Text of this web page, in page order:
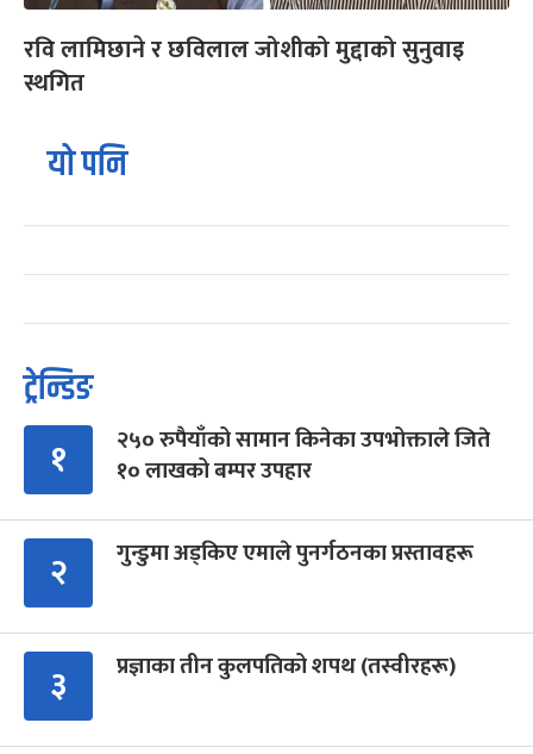
रवि लामिछाने र छविलाल जोशीको मुद्दाको सुनुवाइ
स्थगित
यो पनि
ट्रेन्डिङ
१
२५० रुपैयाँको सामान किनेका उपभोक्ताले जिते
१० लाखको बम्पर उपहार
२ गुन्डुमा अड्किए एमाले पुनर्गठनका प्रस्तावहरू
३ प्रज्ञाका तीन कुलपतिको शपथ (तस्वीरहरू)